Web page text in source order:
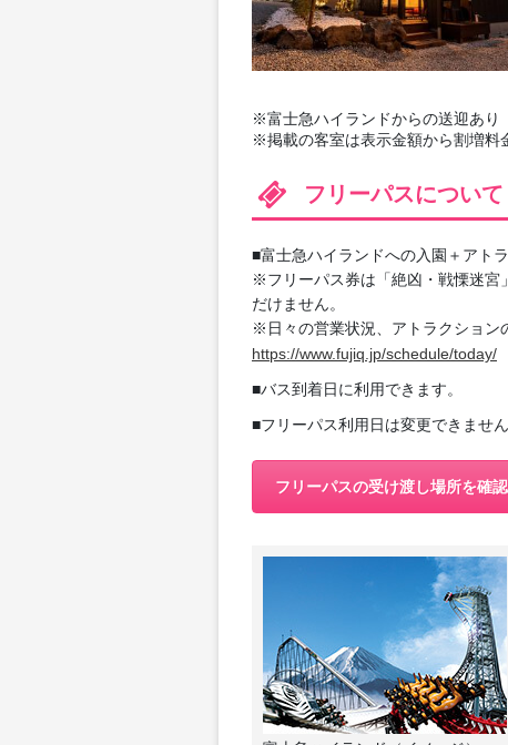
※富士急ハイランドからの送迎あり
※掲載の客室は表示金額から割増料
フリーパスについて
■富士急ハイランドへの入園＋アト
※フリーパス券は「絶凶・戦慄迷宮
だけません。
※日々の営業状況、アトラクション
https://www.fujiq.jp/schedule/today/
■バス到着日に利用できます。
■フリーパス利用日は変更できません
フリーパスの受け渡し場所を確